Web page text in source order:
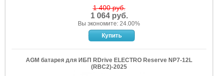
1 400 руб.
1 064 руб.
Вы экономите: 24.00%
AGM батарея для ИБП RDrive ELECTRO Reserve NP7-12L
(RBC2)-2025